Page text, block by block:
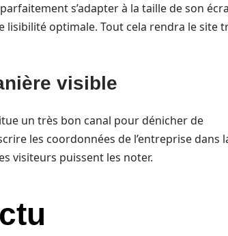
s’adapter à la taille de son
optimale. Tout cela rendra le site
visible
un très bon canal pour dénicher de
les coordonnées de l’entreprise dans
visiteurs puissent les noter.